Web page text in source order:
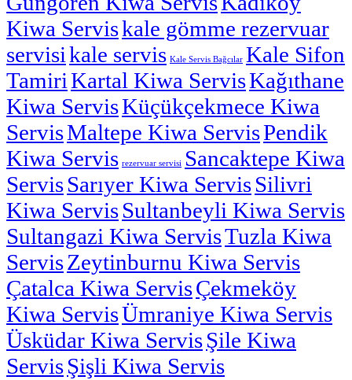
Kiwa Serviskale gömme rezervuar
servisikale servis Kale Servis Bağcılar Kale Sifon
TamiriKartal Kiwa ServisKağıthane
Kiwa ServisKüçükçekmece Kiwa
ServisMaltepe Kiwa ServisPendik
Kiwa Servis rezervuar servisi Sancaktepe Kiwa
ServisSarıyer Kiwa ServisSilivri
Kiwa ServisSultanbeyli Kiwa Servis
Sultangazi Kiwa ServisTuzla Kiwa
ServisZeytinburnu Kiwa Servis
Çatalca Kiwa ServisÇekmeköy
Kiwa ServisÜmraniye Kiwa Servis
Üsküdar Kiwa ServisŞile Kiwa
ServisŞişli Kiwa Servis